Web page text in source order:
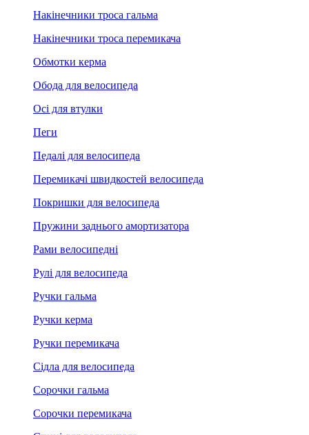
Накінечники троса гальма
Накінечники троса перемикача
Обмотки керма
Обода для велосипеда
Осі для втулки
Пеги
Педалі для велосипеда
Перемикачі швидкостей велосипеда
Покришки для велосипеда
Пружини заднього амортизатора
Рами велосипедні
Рулі для велосипеда
Ручки гальма
Ручки керма
Ручки перемикача
Сідла для велосипеда
Сорочки гальма
Сорочки перемикача